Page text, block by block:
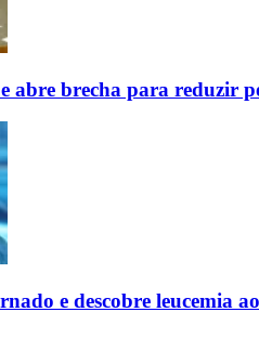
abre brecha para reduzir
e descobre leucemia